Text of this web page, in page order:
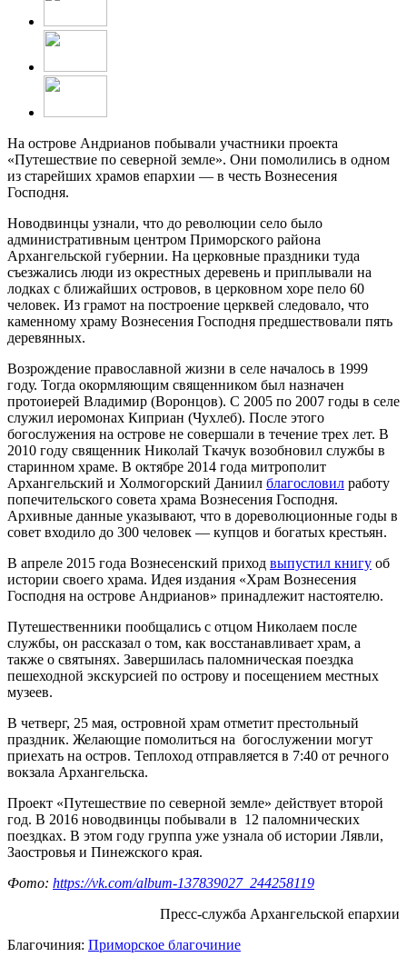
На острове Андрианов побывали участники проекта
«Путешествие по северной земле». Они помолились в одном
из старейших храмов епархии — в честь Вознесения
Господня.
Новодвинцы узнали, что до революции село было
административным центром Приморского района
Архангельской губернии. На церковные праздники туда
съезжались люди из окрестных деревень и приплывали на
лодках с ближайших островов, в церковном хоре пело 60
человек. Из грамот на построение церквей следовало, что
каменному храму Вознесения Господня предшествовали пять
деревянных.
Возрождение православной жизни в селе началось в 1999
году. Тогда окормляющим священником был назначен
протоиерей Владимир (Воронцов). С 2005 по 2007 годы в селе
служил иеромонах Киприан (Чухлеб). После этого
богослужения на острове не совершали в течение трех лет. В
2010 году священник Николай Ткачук возобновил службы в
старинном храме. В октябре 2014 года митрополит
Архангельский и Холмогорский Даниил благословил работу
попечительского совета храма Вознесения Господня.
Архивные данные указывают, что в дореволюционные годы в
совет входило до 300 человек — купцов и богатых крестьян.
В апреле 2015 года Вознесенский приход выпустил книгу об
истории своего храма. Идея издания «Храм Вознесения
Господня на острове Андрианов» принадлежит настоятелю.
Путешественники пообщались с отцом Николаем после
службы, он рассказал о том, как восстанавливает храм, а
также о святынях. Завершилась паломническая поездка
пешеходной экскурсией по острову и посещением местных
музеев.
В четверг, 25 мая, островной храм отметит престольный
праздник. Желающие помолиться на богослужении могут
приехать на остров. Теплоход отправляется в 7:40 от речного
вокзала Архангельска.
Проект «Путешествие по северной земле» действует второй
год. В 2016 новодвинцы побывали в 12 паломнических
поездках. В этом году группа уже узнала об истории Лявли,
Заостровья и Пинежского края.
Фото: https://vk.com/album-137839027_244258119
Пресс-служба Архангельской епархии
Благочиния: Приморское благочиние